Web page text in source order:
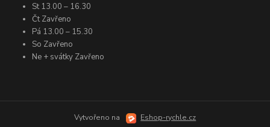
St 13.00 – 16.30
Čt Zavřeno
Pá 13.00 – 15.30
So Zavřeno
Ne + svátky Zavřeno
Vytvořeno na Eshop-rychle.cz